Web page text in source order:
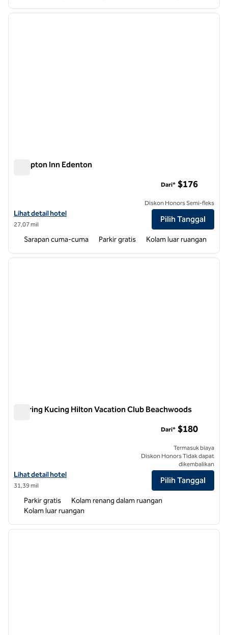
1 dari 12
Hampton Inn Edenton
Lihat detail hotel untuk Hampton Inn Edenton
Lihat detail hotel
27,07 mil
Dari* $176
Diskon Honors Semi-fleks
Pilih Tanggal
Sarapan cuma-cuma Parkir gratis Kolam luar ruangan
1 dari 12
Jejaring Kucing Hilton Vacation Club Beachwoods
Lihat detail hotel untuk Hilton Vacation Club Beachwoods Kitty Hawk
Lihat detail hotel
31,39 mil
Dari* $180
Termasuk biaya
Diskon Honors Tidak dapat
dikembalikan
Pilih Tanggal
Parkir gratis
Kolam renang dalam ruangan
Kolam luar ruangan
1 dari 12